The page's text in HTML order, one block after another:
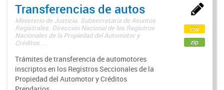
Transferencias de autos
Ministerio de Justicia. Subsecretaría de Asuntos
Registrales. Dirección Nacional de los Registros
Nacionales de la Propiedad del Automotor y
Créditos ...
Trámites de transferencia de automotores
inscriptos en los Registros Seccionales de la
Propiedad del Automotor y Créditos
csv
zip